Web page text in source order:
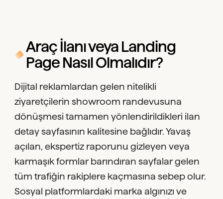
Araç İlanı veya Landing
Page Nasıl Olmalıdır?
Dijital reklamlardan gelen nitelikli
ziyaretçilerin showroom randevusuna
dönüşmesi tamamen yönlendirildikleri ilan
detay sayfasının kalitesine bağlıdır. Yavaş
açılan, ekspertiz raporunu gizleyen veya
karmaşık formlar barındıran sayfalar gelen
tüm trafiğin rakiplere kaçmasına sebep olur.
Sosyal platformlardaki marka algınızı ve